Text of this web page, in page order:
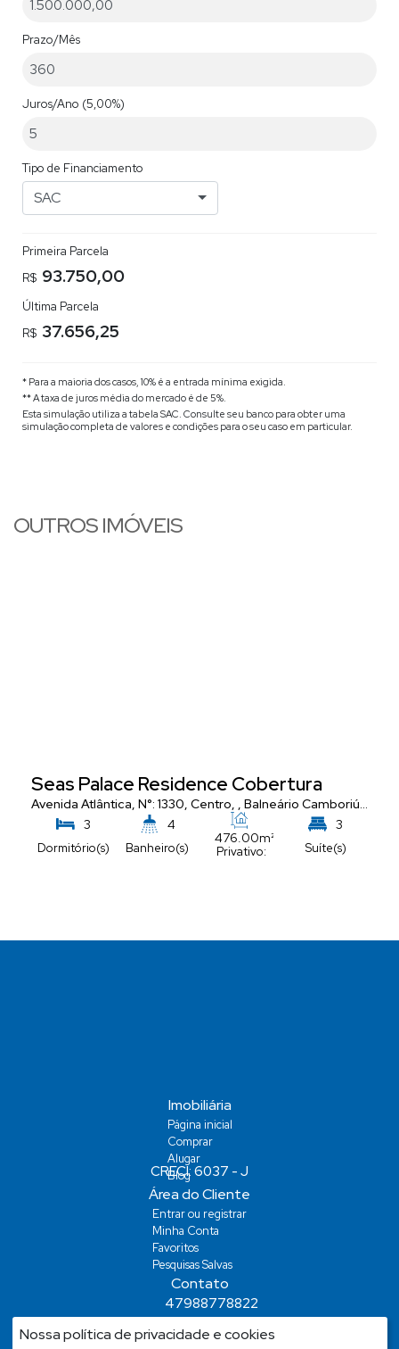
Nossa política de privacidade e cookies
Prazo/Mês
Juros/Ano (5,00%)
Tipo de Financiamento
SAC
Primeira Parcela
R$ 93.750,00
Última Parcela
R$ 37.656,25
* Para a maioria dos casos, 10% é a entrada mínima exigida.
** A taxa de juros média do mercado é de 5%.
Esta simulação utiliza a tabela SAC. Consulte seu banco para obter uma
simulação completa de valores e condições para o seu caso em particular.
OUTROS IMÓVEIS
Seas Palace Residence Cobertura
Avenida Atlântica, N°: 1330, Centro , Balneário Camboriú,
3
Dormitório(s)
4
Banheiro(s) Privativo:
476.00m²
3
Suíte(s)
Imobiliária
Página inicial
Comprar
Alugar
Blog
Área do Cliente
Entrar ou registrar
Minha Conta
Favoritos
Pesquisas Salvas
Contato
47988778822
demiansm@hotmail.com